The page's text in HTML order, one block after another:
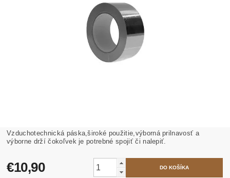
Vzduchotechnická páska,široké použitie,výborná prilnavosť a
výborne drží čokoľvek je potrebné spojiť či nalepiť.
€10,90